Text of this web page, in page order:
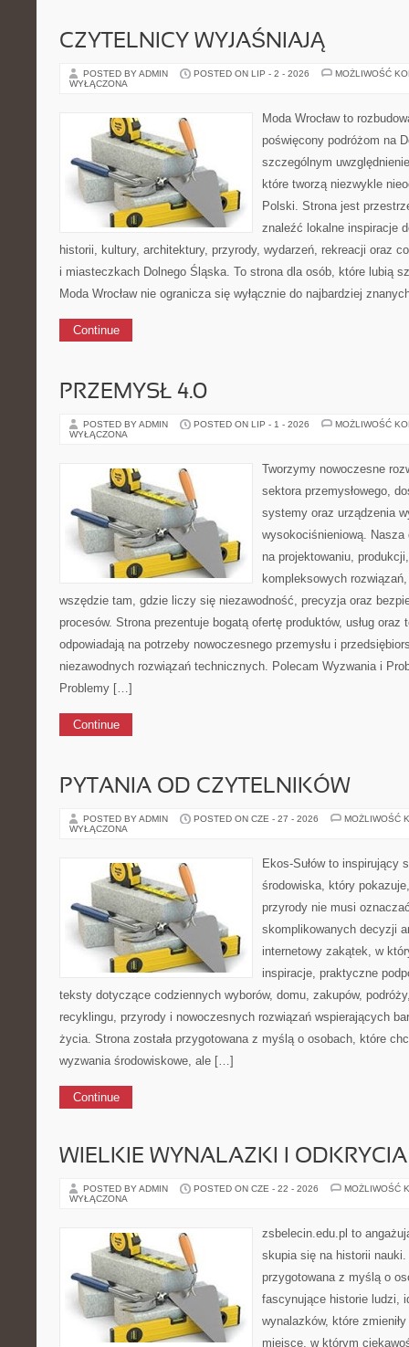
CZYTELNICY WYJAŚNIAJĄ
POSTED BY ADMIN POSTED ON LIP - 2 - 2026
MOŻLIWOŚĆ
WYŁĄCZONA
Moda Wrocław to
poświęcony podróżom na
szczególnym
które tworzą niezwykle
Polski. Strona jest
znaleźć lokalne inspiracje
historii, kultury, architektury, przyrody, wydarzeń, rekreacji oraz
i miasteczkach Dolnego Śląska. To strona dla osób, które lubią
Moda Wrocław nie ogranicza się wyłącznie do najbardziej
Continue
PRZEMYSŁ 4.0
POSTED BY ADMIN POSTED ON LIP - 1 - 2026
MOŻLIWOŚĆ
WYŁĄCZONA
Tworzymy nowoczesne
sektora przemysłowego,
systemy oraz urządzenia
wysokociśnieniową. Nasza
na projektowaniu,
kompleksowych
wszędzie tam, gdzie liczy się niezawodność, precyzja oraz
procesów. Strona prezentuje bogatą ofertę produktów, usług oraz
odpowiadają na potrzeby nowoczesnego przemysłu i
niezawodnych rozwiązań technicznych. Polecam Wyzwania i
Problemy […]
Continue
PYTANIA OD CZYTELNIKÓW
POSTED BY ADMIN POSTED ON CZE - 27 - 2026
MOŻLIWOŚĆ
WYŁĄCZONA
Ekos-Sułów to inspirujący
środowiska, który
przyrody nie musi
skomplikowanych decyzji
internetowy zakątek, w
inspiracje, praktyczne
teksty dotyczące codziennych wyborów, domu, zakupów,
recyklingu, przyrody i nowoczesnych rozwiązań wspierających
życia. Strona została przygotowana z myślą o osobach, które
wyzwania środowiskowe, ale […]
Continue
WIELKIE WYNALAZKI I ODKRYCIA
POSTED BY ADMIN POSTED ON CZE - 22 - 2026
MOŻLIWOŚĆ
WYŁĄCZONA
zsbelecin.edu.pl to
skupia się na historii nauki.
przygotowana z myślą o
fascynujące historie ludzi,
wynalazków, które
miejsce, w którym